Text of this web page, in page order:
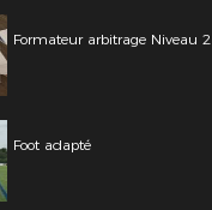
Formateur arbitrage Niveau 2
Foot adapté